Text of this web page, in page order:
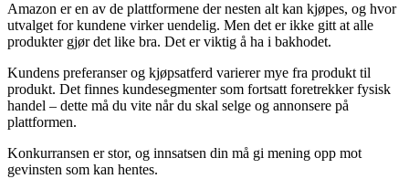
Amazon er en av de plattformene der nesten alt kan kjøpes, og hvor
utvalget for kundene virker uendelig. Men det er ikke gitt at alle
produkter gjør det like bra. Det er viktig å ha i bakhodet.
Kundens preferanser og kjøpsatferd varierer mye fra produkt til
produkt. Det finnes kundesegmenter som fortsatt foretrekker fysisk
handel – dette må du vite når du skal selge og annonsere på
plattformen.
Konkurransen er stor, og innsatsen din må gi mening opp mot
gevinsten som kan hentes.